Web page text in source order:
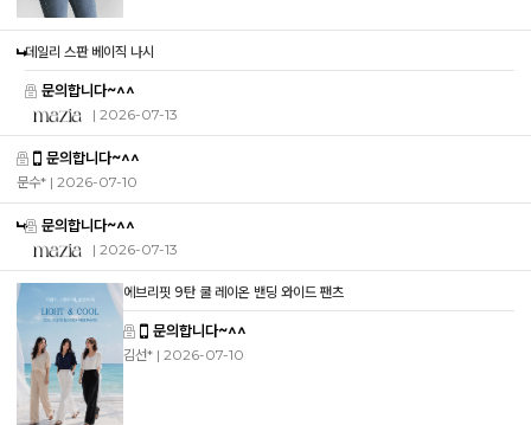
데일리 스판 베이직 나시
문의합니다~^^
| 2026-07-13
문의합니다~^^
문수* | 2026-07-10
문의합니다~^^
| 2026-07-13
에브리핏 9탄 쿨 레이온 밴딩 와이드 팬츠
문의합니다~^^
김선* | 2026-07-10